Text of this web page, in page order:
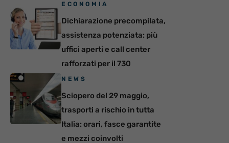
ECONOMIA
Dichiarazione precompilata,
assistenza potenziata: più
uffici aperti e call center
rafforzati per il 730
NEWS
Sciopero del 29 maggio,
trasporti a rischio in tutta
Italia: orari, fasce garantite
e mezzi coinvolti